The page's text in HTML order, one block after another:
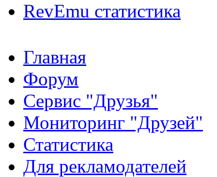
RevEmu статистика
Главная
Форум
Сервис "Друзья"
Мониторинг "Друзей"
Статистика
Для рекламодателей